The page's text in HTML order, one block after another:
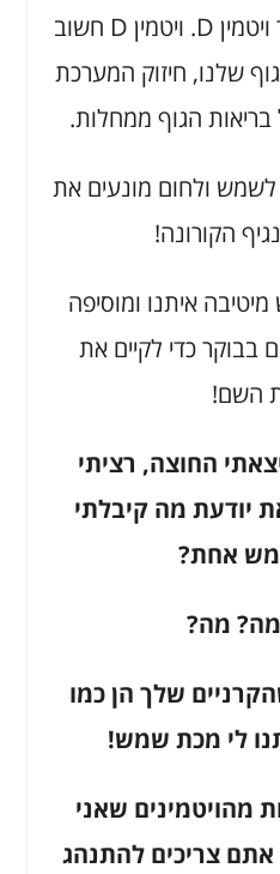
והכליות מתחילים לייצר ויטמין D. ויטמין D חשוב
שלנו, חיזוק המערכת
בריאות הגוף ממחלות.
ולחום מונעים את
הקורונה!
איתנו ומוסיפה
בבוקר כדי לקיים את
השם!
החוצה, רציתי
יודעת מה קיבלתי
אחת?
מה?
שלך הן כמו
לי מכת שמש!
מהויטמינים שאני
צריכים להתנהג